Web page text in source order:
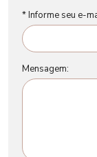
* Informe seu e-
Mensagem: